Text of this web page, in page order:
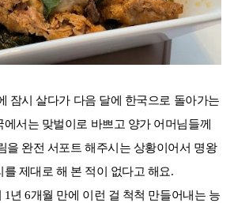
잠시 살다가 다음 달에 한국으로 돌아가는
서는 맞벌이로 바쁘고 양가 어머님들께
을 완전 서포트 해주시는 상황이어서 명왕
제대로 해 본 적이 없다고 해요.
년 6개월 만에 이런 걸 척척 만들어내는 능